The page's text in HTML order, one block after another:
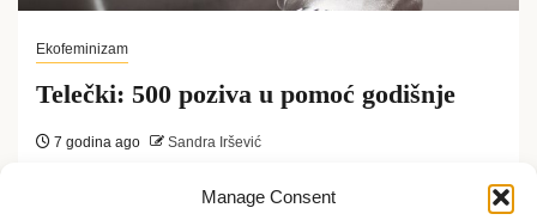
Manage Consent
Ekofeminizam
Telečki: 500 poziva u pomoć godišnje
7 godina ago Sandra Iršević
Danas se obeležava Međunarodni dan SOS